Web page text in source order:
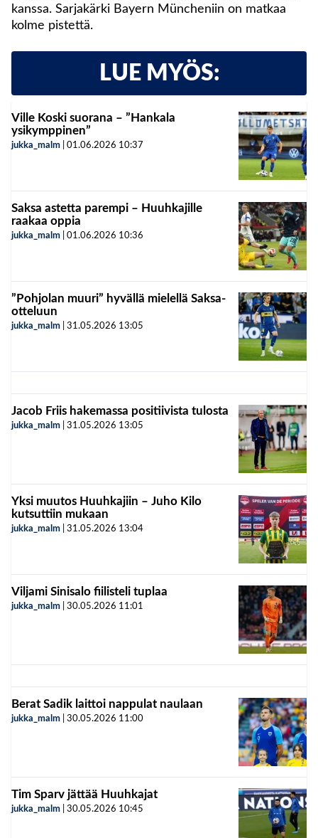
kanssa. Sarjakärki Bayern Müncheniin on matkaa
kolme pistettä.
LUE MYÖS:
Ville Koski suorana – ”Hankala
ysikymppinen”
jukka_malm 01.06.2026 10:37
Saksa astetta parempi – Huuhkajille
raakaa oppia
jukka_malm 01.06.2026 10:36
”Pohjolan muuri” hyvällä mielellä Saksa-
otteluun
jukka_malm 31.05.2026 13:05
Jacob Friis hakemassa positiivista tulosta
jukka_malm 31.05.2026 13:05
Yksi muutos Huuhkajiin – Juho Kilo
kutsuttiin mukaan
jukka_malm 31.05.2026 13:04
Viljami Sinisalo fiilisteli tuplaa
jukka_malm 30.05.2026 11:01
Berat Sadik laittoi nappulat naulaan
jukka_malm 30.05.2026 11:00
Tim Sparv jättää Huuhkajat
jukka_malm 30.05.2026 10:45